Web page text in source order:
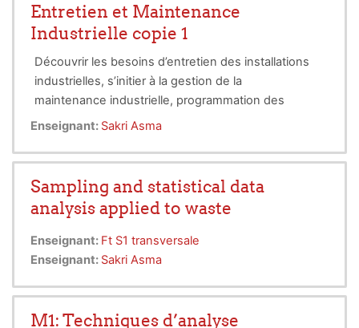
Entretien et Maintenance
Industrielle copie 1
Découvrir les besoins d’entretien des installations
industrielles, s’initier à la gestion de la
maintenance industrielle, programmation des
taches d’entretien et périodicité, qualité de
d’entretien, coordination et contrôle de la mise
en œuvre d’activités de maintenance industrielle.
Enseignant: Sakri Asma
Sampling and statistical data
analysis applied to waste
Enseignant: Ft S1 transversale
Enseignant: Sakri Asma
M1: Techniques d’analyse